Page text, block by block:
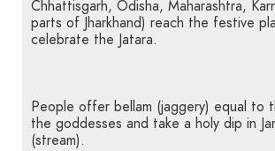
Chhattisgarh, Odisha, Maharashtra,
parts of Jharkhand) reach the festive
celebrate the Jatara.
People offer bellam (jaggery) equal to
the goddesses and take a holy dip in
(stream).